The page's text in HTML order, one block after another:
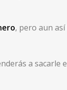
, pero aun
a sacarle